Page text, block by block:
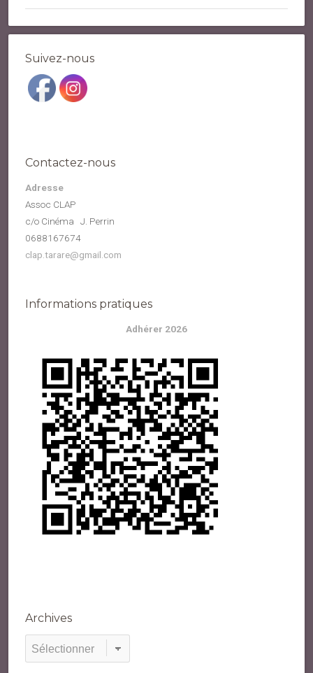
Suivez-nous
Contactez-nous
Adresse
Assoc CLAP
c/o Cinéma J. Perrin
0688167674
clap.tarare@gmail.com
Informations pratiques
Adhérer 2026
Archives
Archives